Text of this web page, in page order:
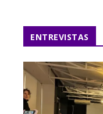
ENTREVISTAS